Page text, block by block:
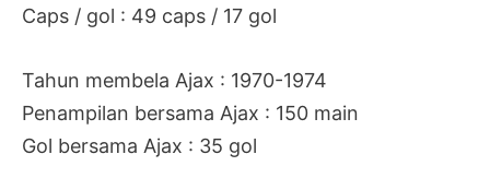
Caps / gol : 49 caps / 17 gol
Tahun membela Ajax : 1970-1974
Penampilan bersama Ajax : 150 main
Gol bersama Ajax : 35 gol